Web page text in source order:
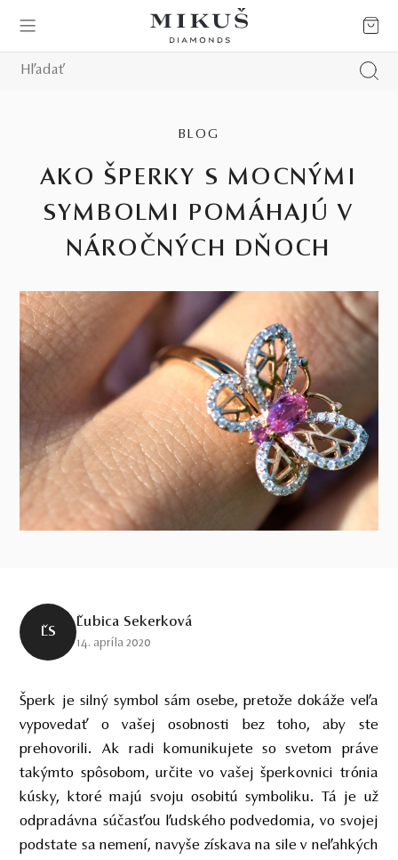
BLOG
AKO ŠPERKY S MOCNÝMI
SYMBOLMI POMÁHAJÚ V
NÁROČNÝCH DŇOCH
ĽS
Ľubica Sekerková
14. apríla 2020
Šperk je silný symbol sám osebe, pretože dokáže veľa
vypovedať o vašej osobnosti bez toho, aby ste
prehovorili. Ak radi komunikujete so svetom práve
takýmto spôsobom, určite vo vašej šperkovnici trónia
kúsky, ktoré majú svoju osobitú symboliku. Tá je už
odpradávna súčasťou ľudského podvedomia, vo svojej
podstate sa nemení, navyše získava na sile v neľahkých